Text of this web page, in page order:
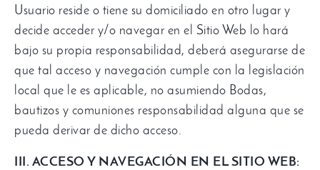
Usuario reside o tiene su domiciliado en otro lugar y
decide acceder y/o navegar en el Sitio Web lo hará
bajo su propia responsabilidad, deberá asegurarse de
que tal acceso y navegación cumple con la legislación
local que le es aplicable, no asumiendo Bodas,
bautizos y comuniones responsabilidad alguna que se
pueda derivar de dicho acceso.
. ACCESO Y NAVEGACIÓN EN EL SITIO WEB: